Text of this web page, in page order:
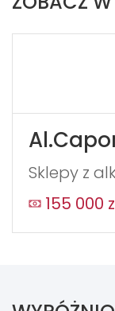
Sklepy z
155 000